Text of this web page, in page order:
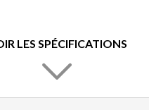
LES SPÉCIFICATIONS